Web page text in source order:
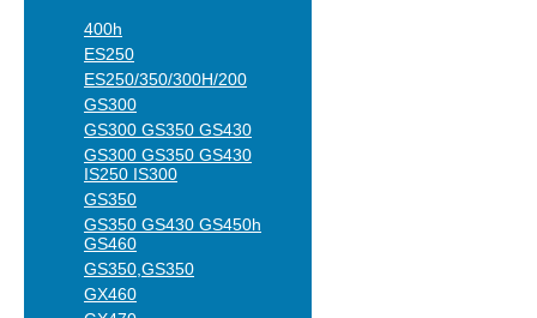
400h
ES250
ES250/350/300H/200
GS300
GS300 GS350 GS430
GS300 GS350 GS430
IS250 IS300
GS350
GS350 GS430 GS450h
GS460
GS350,GS350
GX460